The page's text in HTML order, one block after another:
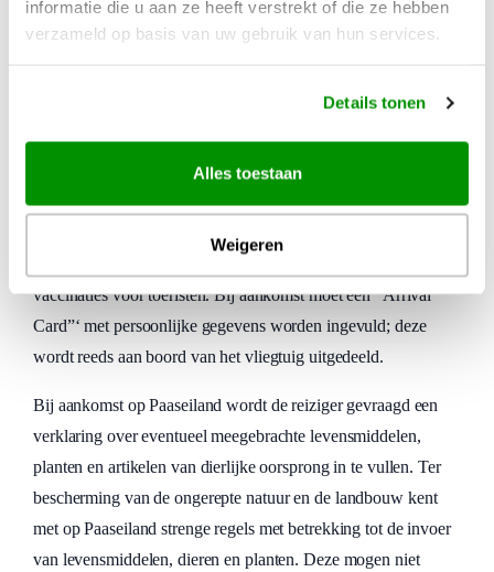
informatie die u aan ze heeft verstrekt of die ze hebben
verzameld op basis van uw gebruik van hun services.
Details tonen
Alles toestaan
Weigeren
Immigratie / douane op Paaseiland
voor EU burgers voor een toeristisch verblijf van max. 3
maanden een geldig paspoort verlangd. Bovendien dient u te
beschikken over een geldig retour- of doorreisticket en
voldoende financiële middelen om uw verblijf te bekostigen.
vaccinaties voor toeristen. Bij aankomst moet een “Arrival
Card”‘ met persoonlijke gegevens worden ingevuld; deze
wordt reeds aan boord van het vliegtuig uitgedeeld.
Bij aankomst op Paaseiland wordt de reiziger gevraagd een
verklaring over eventueel meegebrachte levensmiddelen,
planten en artikelen van dierlijke oorsprong in te vullen. Ter
bescherming van de ongerepte natuur en de landbouw kent
met op Paaseiland strenge regels met betrekking tot de invoer
van levensmiddelen, dieren en planten. Deze mogen niet